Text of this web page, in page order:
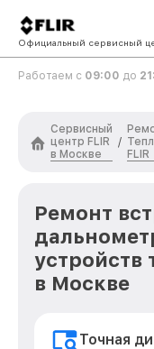
Официальный сервисный
Работаем с 09:00 до
Сервисный
центр FLIR
в Москве
/
FLIR
Ремонт
устройств
в Москве
Точная